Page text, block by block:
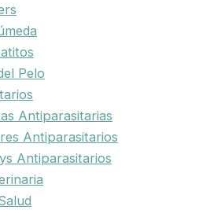
Pelo
Antiparasitarias
Antiparasitarios
Antiparasitarios